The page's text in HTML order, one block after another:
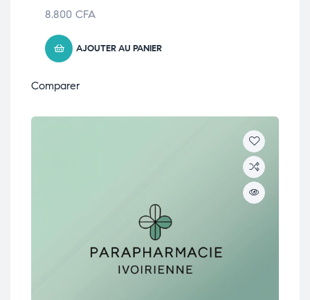
8.800 CFA
AJOUTER AU PANIER
Comparer